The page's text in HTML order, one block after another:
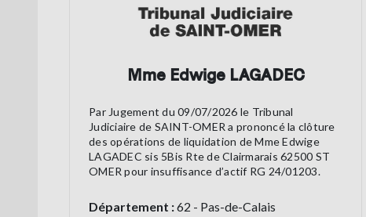
Mme Edwige LAGADEC
Par Jugement du 09/07/2026 le Tribunal
Judiciaire de SAINT-OMER a prononcé la clôture
des opérations de liquidation de Mme Edwige
LAGADEC sis 5Bis Rte de Clairmarais 62500 ST
OMER pour insuffisance d’actif RG 24/01203.
Département :62 - Pas-de-Calais